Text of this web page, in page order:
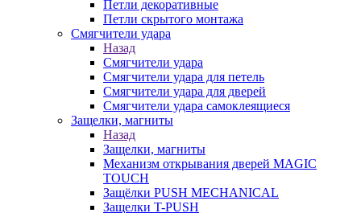
Петли декоративные
Петли скрытого монтажа
Смягчители удара
Назад
Смягчители удара
Смягчители удара для петель
Смягчители удара для дверей
Cмягчители удара самоклеящиеся
Защелки, магниты
Назад
Защелки, магниты
Механизм открывания дверей MAGIC
TOUCH
Защёлки PUSH MECHANICAL
Защелки T-PUSH